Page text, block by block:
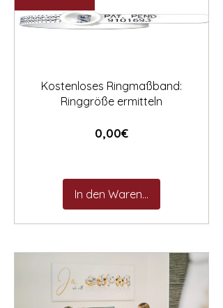
Kostenloses Ringmaßband:
Ringgröße ermitteln
0,00€Preis
In den Warenkorb